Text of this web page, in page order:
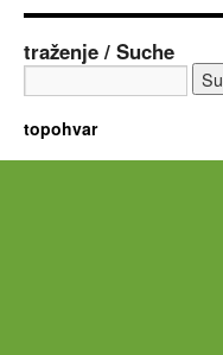
traženje / Suche
topohvar